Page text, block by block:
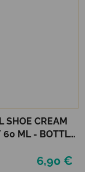
SHOE CREAM
60 ML - BOTTLE
6,90 €